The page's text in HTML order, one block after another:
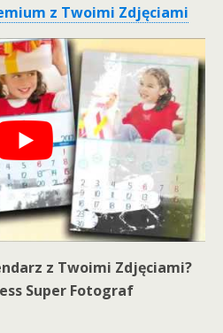
z Twoimi Zdjęciami
z Twoimi Zdjęciami?
Super Fotograf